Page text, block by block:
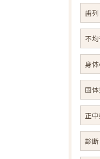
歯列
不
身
固
正
診断